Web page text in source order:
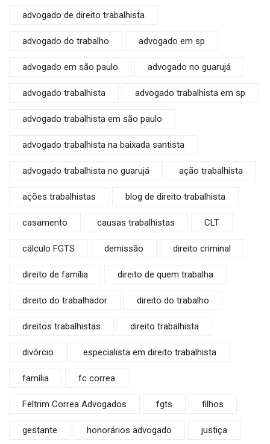
advogado de direito trabalhista
advogado do trabalho advogado em sp
advogado em são paulo advogado no guarujá
advogado trabalhista advogado trabalhista em sp
advogado trabalhista em são paulo
advogado trabalhista na baixada santista
advogado trabalhista no guarujá ação trabalhista
ações trabalhistas blog de direito trabalhista
casamento causas trabalhistas CLT
cálculo FGTS demissão direito criminal
direito de família direito de quem trabalha
direito do trabalhador direito do trabalho
direitos trabalhistas direito trabalhista
divórcio especialista em direito trabalhista
família fc correa
Feltrim Correa Advogados fgts filhos
gestante honorários advogado justiça